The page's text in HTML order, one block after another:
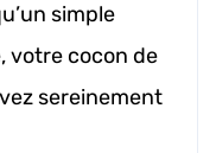
simple
votre cocon de
sereinement